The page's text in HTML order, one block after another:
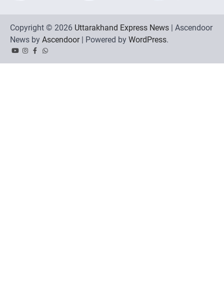
Copyright © 2026 Uttarakhand Express News | Ascendoor
News by Ascendoor| Powered by WordPress.
YouTubeInstagram
Facebook
Whatsapp